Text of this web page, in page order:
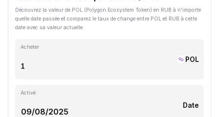
Découvrez la valeur de POL (Polygon Ecosystem Token) en RUB à n'importe
quelle date passée et comparez le taux de change entre POL et RUB à cette
date avec sa valeur actuelle.
Acheter
POL
Activé
Date